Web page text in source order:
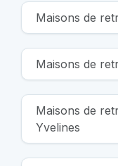
Maisons de
Maisons de
Maisons de
Yvelines